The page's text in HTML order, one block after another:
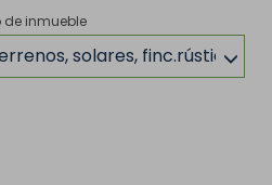
de inmueble
solares,